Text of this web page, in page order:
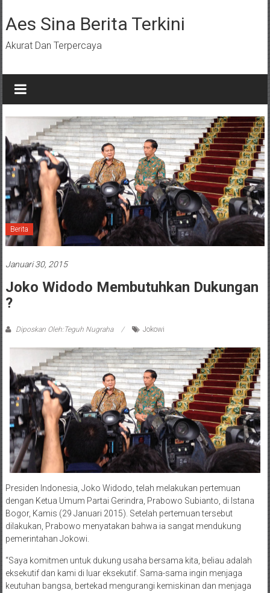
ke
konten
Aes Sina Berita Terkini
Akurat Dan Terpercaya
Berita
Januari 30, 2015
Joko Widodo Membutuhkan Dukungan
?
Diposkan Oleh:Teguh Nugraha Jokowi
Presiden Indonesia, Joko Widodo, telah melakukan pertemuan
dengan Ketua Umum Partai Gerindra, Prabowo Subianto, di Istana
Bogor, Kamis (29 Januari 2015). Setelah pertemuan tersebut
dilakukan, Prabowo menyatakan bahwa ia sangat mendukung
pemerintahan Jokowi.
“Saya komitmen untuk dukung usaha bersama kita, beliau adalah
eksekutif dan kami di luar eksekutif. Sama-sama ingin menjaga
keutuhan bangsa, bertekad mengurangi kemiskinan dan menjaga